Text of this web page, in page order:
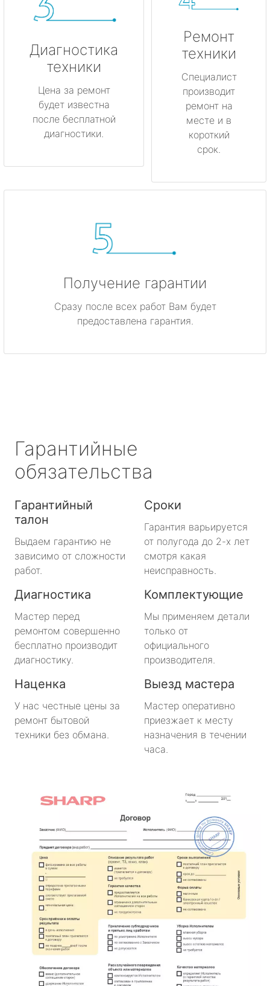
Диагностика
техники
Цена за ремонт
будет известна
после бесплатной
диагностики.
Ремонт
техники
Специалист
производит
ремонт на
месте и в
короткий
срок.
Получение гарантии
Сразу после всех работ Вам будет
предоставлена гарантия.
Гарантийные
обязательства
Гарантийный
талон
Выдаем гарантию не
зависимо от сложности
работ.
Сроки
Гарантия варьируется
от полугода до 2-х лет
смотря какая
неисправность.
Диагностика
Мастер перед
ремонтом совершенно
бесплатно производит
диагностику.
Комплектующие
Мы применяем детали
только от
официального
производителя.
Наценка
У нас честные цены за
ремонт бытовой
техники без обмана.
Выезд мастера
Мастер оперативно
приезжает к месту
назначения в течении
часа.